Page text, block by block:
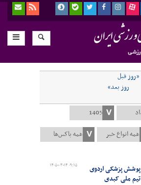
«روز قبل
روز بعد»
۱۴۰۵-۰۳-۱۴ ۰۹:۱۵
پوشش پزشکی اردوی
تیم ملی کبدی